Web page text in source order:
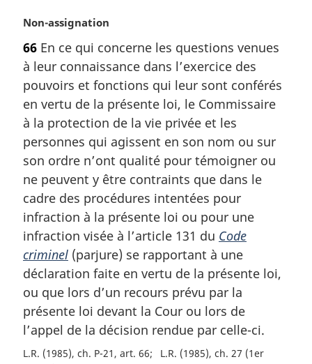
N
t
e
m
a
g
i
n
a
e
:
Non-assignation
66 En ce qui concerne les questions venues
à leur connaissance dans l’exercice des
pouvoirs et fonctions qui leur sont conférés
en vertu de la présente loi, le Commissaire
à la protection de la vie privée et les
personnes qui agissent en son nom ou sur
son ordre n’ont qualité pour témoigner ou
ne peuvent y être contraints que dans le
cadre des procédures intentées pour
infraction à la présente loi ou pour une
infraction visée à l’article 131 du Code
criminel (parjure) se rapportant à une
déclaration faite en vertu de la présente loi,
ou que lors d’un recours prévu par la
présente loi devant la Cour ou lors de
l’appel de la décision rendue par celle-ci.
L.R. (1985), ch. P-21, art. 66
L.R. (1985), ch. 27 (1er